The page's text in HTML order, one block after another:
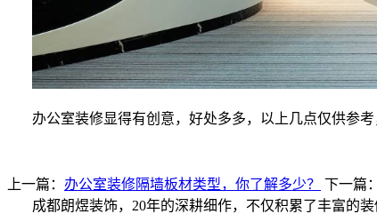
办公室装修显得有创意，好处多多，以上几点仅供参
上一篇： 办公室装修隔墙板材类型，你了解多少？ 下一篇：
成都朗煜装饰，20年的深耕细作，不仅积累了丰富的装